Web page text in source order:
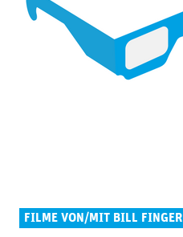
FILME VON/MIT BILL FINGER